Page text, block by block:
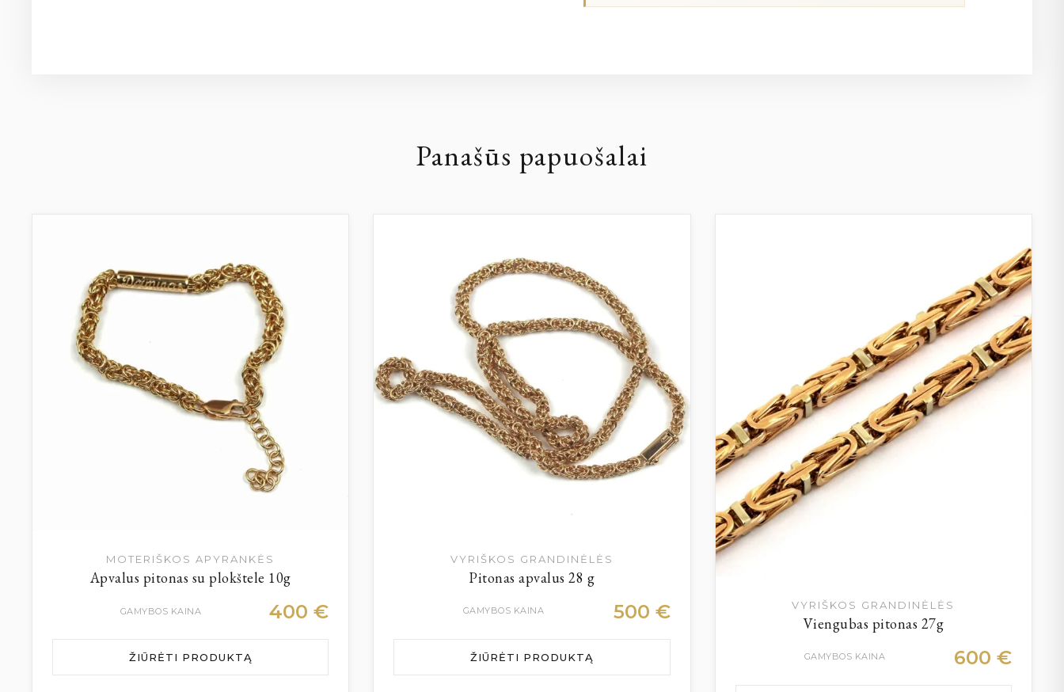
Panašūs papuošalai
MOTERIŠKOS APYRANKĖS
Apvalus pitonas su plokštele 10g
GAMYBOS KAINA 400€
ŽIŪRĖTI PRODUKTĄ
VYRIŠKOS GRANDINĖLĖS
Pitonas apvalus 28 g
GAMYBOS KAINA 500 €
ŽIŪRĖTI PRODUKTĄ
VYRIŠKOS GRANDINĖLĖS
Viengubas pitonas 27g
GAMYBOS KAINA 600 €